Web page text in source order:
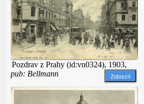
Pozdrav z Prahy (id:vn0324), 1903,
pub: Bellmann
Zobrazit